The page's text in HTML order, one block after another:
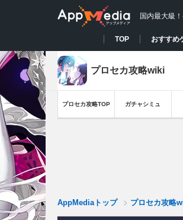
国内最大級
TOP おすすめ
プロセカ攻略wiki
プロセカ攻略TOP ガチャシミュ
AppMediaトップ プロセカ攻略